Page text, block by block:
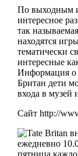
По выходным и
интересное
так
находятся
тематически
интересные
Информация о
Британ дети
входа в музей
Сайт http://
ежедневно
пятница